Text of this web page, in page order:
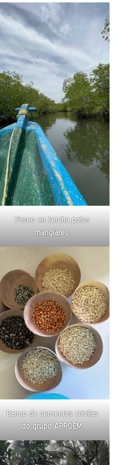
Paseo en lancha polos
manglares.
Banco de sementes criollas
do grupo APROEM.